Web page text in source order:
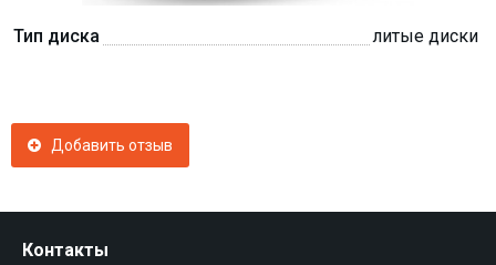
Тип диска литые диски
Добавить отзыв
Контакты